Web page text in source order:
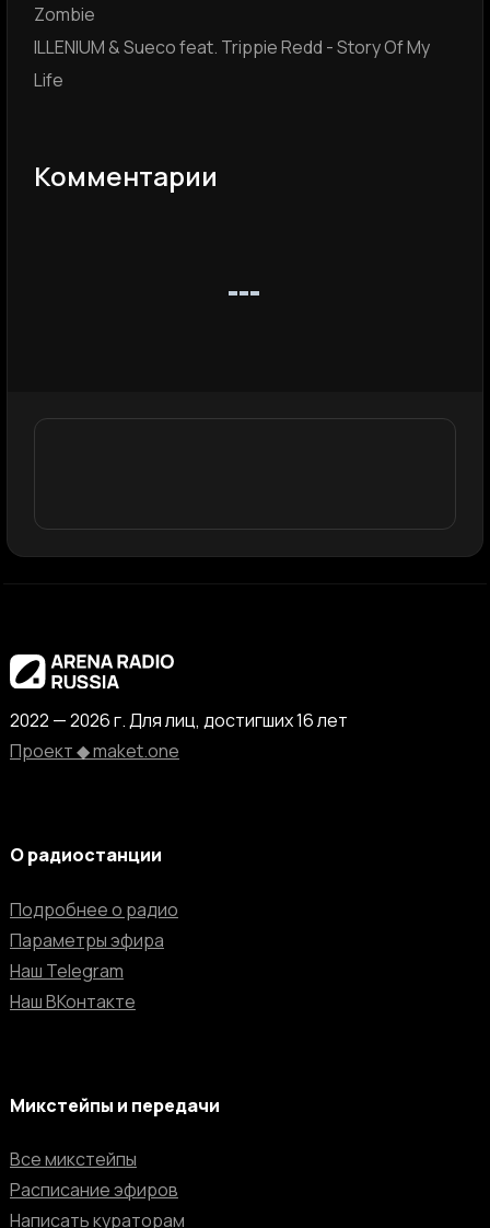
Zombie
ILLENIUM & Sueco feat. Trippie Redd - Story Of My
Life
Комментарии
2022 — 2026 г. Для лиц, достигших 16 лет
Проект ◆ maket.one
О радиостанции
Подробнее о радио
Параметры эфира
Наш Telegram
Наш ВКонтакте
Микстейпы и передачи
Все микстейпы
Расписание эфиров
Написать кураторам